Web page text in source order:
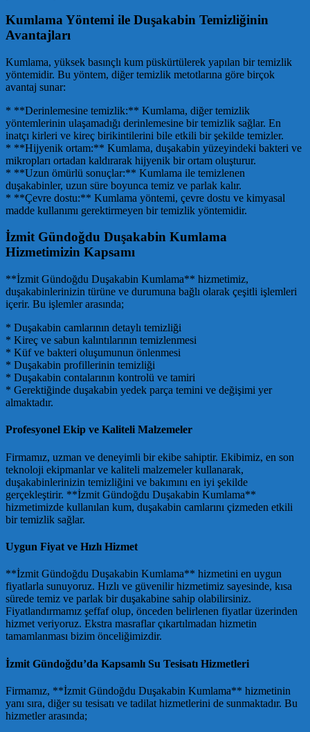
Kumlama Yöntemi ile Duşakabin Temizliğinin
Avantajları
Kumlama, yüksek basınçlı kum püskürtülerek yapılan bir temizlik
yöntemidir. Bu yöntem, diğer temizlik metotlarına göre birçok
avantaj sunar:
* **Derinlemesine temizlik:** Kumlama, diğer temizlik
yöntemlerinin ulaşamadığı derinlemesine bir temizlik sağlar. En
inatçı kirleri ve kireç birikintilerini bile etkili bir şekilde temizler.
* **Hijyenik ortam:** Kumlama, duşakabin yüzeyindeki bakteri ve
mikropları ortadan kaldırarak hijyenik bir ortam oluşturur.
* **Uzun ömürlü sonuçlar:** Kumlama ile temizlenen
duşakabinler, uzun süre boyunca temiz ve parlak kalır.
* **Çevre dostu:** Kumlama yöntemi, çevre dostu ve kimyasal
madde kullanımı gerektirmeyen bir temizlik yöntemidir.
İzmit Gündoğdu Duşakabin Kumlama
Hizmetimizin Kapsamı
**İzmit Gündoğdu Duşakabin Kumlama** hizmetimiz,
duşakabinlerinizin türüne ve durumuna bağlı olarak çeşitli işlemleri
içerir. Bu işlemler arasında;
* Duşakabin camlarının detaylı temizliği
* Kireç ve sabun kalıntılarının temizlenmesi
* Küf ve bakteri oluşumunun önlenmesi
* Duşakabin profillerinin temizliği
* Duşakabin contalarının kontrolü ve tamiri
* Gerektiğinde duşakabin yedek parça temini ve değişimi yer
almaktadır.
Profesyonel Ekip ve Kaliteli Malzemeler
Firmamız, uzman ve deneyimli bir ekibe sahiptir. Ekibimiz, en son
teknoloji ekipmanlar ve kaliteli malzemeler kullanarak,
duşakabinlerinizin temizliğini ve bakımını en iyi şekilde
gerçekleştirir. **İzmit Gündoğdu Duşakabin Kumlama**
hizmetimizde kullanılan kum, duşakabin camlarını çizmeden etkili
bir temizlik sağlar.
Uygun Fiyat ve Hızlı Hizmet
**İzmit Gündoğdu Duşakabin Kumlama** hizmetini en uygun
fiyatlarla sunuyoruz. Hızlı ve güvenilir hizmetimiz sayesinde, kısa
sürede temiz ve parlak bir duşakabine sahip olabilirsiniz.
Fiyatlandırmamız şeffaf olup, önceden belirlenen fiyatlar üzerinden
hizmet veriyoruz. Ekstra masraflar çıkartılmadan hizmetin
tamamlanması bizim önceliğimizdir.
İzmit Gündoğdu’da Kapsamlı Su Tesisatı Hizmetleri
Firmamız, **İzmit Gündoğdu Duşakabin Kumlama** hizmetinin
yanı sıra, diğer su tesisatı ve tadilat hizmetlerini de sunmaktadır. Bu
hizmetler arasında;